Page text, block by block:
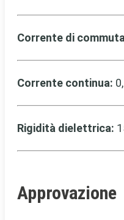
Corrente di
Corrente continua:
Rigidità dielettrica:
Approvazione